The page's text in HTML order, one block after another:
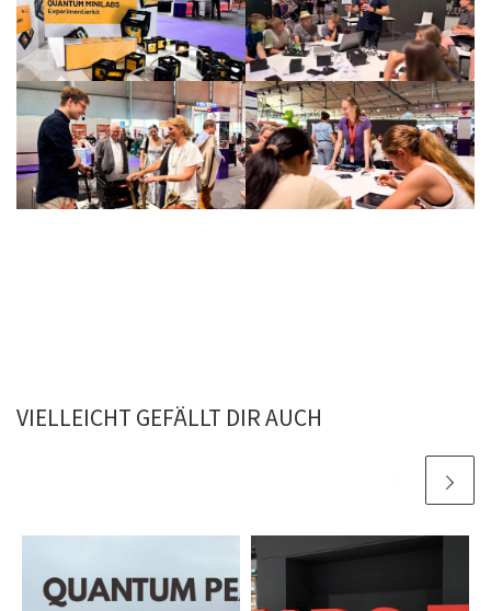
VIELLEICHT GEFÄLLT DIR AUCH